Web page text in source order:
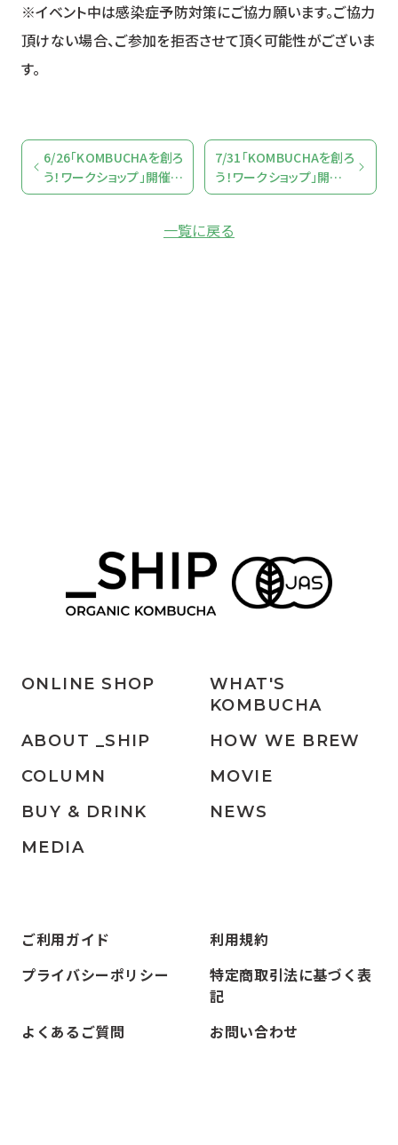
※イベント中は感染症予防対策にご協力願います。ご協力
頂けない場合、ご参加を拒否させて頂く可能性がございま
す。
6/26「KOMBUCHAを創ろ
う！ワークショップ」開催の
ご案内
一覧に戻る
7/31「KOMBUCHAを創ろ
う！ワークショップ」開催の
ご案内
ONLINE SHOP
WHAT'S
KOMBUCHA
ABOUT _SHIP
HOW WE BREW
COLUMN
MOVIE
BUY & DRINK
NEWS
MEDIA
ご利用ガイド
利用規約
プライバシーポリシー
特定商取引法に基づく表
記
よくあるご質問
お問い合わせ